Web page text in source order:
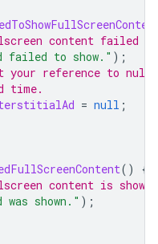
content failed to
failed to show." );
your reference to null
time.
= null ;
()
{
content is shown.
was shown." );